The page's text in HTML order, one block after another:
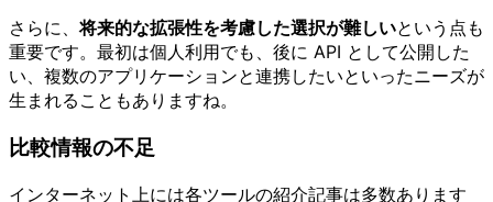
さらに、将来的な拡張性を考慮した選択が難しいという点も
重要です。最初は個人利用でも、後に API として公開した
い、複数のアプリケーションと連携したいといったニーズが
生まれることもありますね。
比較情報の不足
インターネット上には各ツールの紹介記事は多数あります